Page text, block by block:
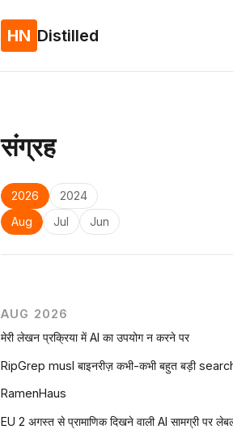
HN Distilled
संग्रह
2026
2024
Aug
Jul Jun
AUG 2026
मेरी लेखन प्रक्रिया में AI का उपयोग न करने पर
RipGrep musl बाइनरीज़ कभी-कभी बहुत बड़ी
RamenHaus
EU 2 अगस्त से प्रामाणिक दिखने वाली AI सामग्री पर